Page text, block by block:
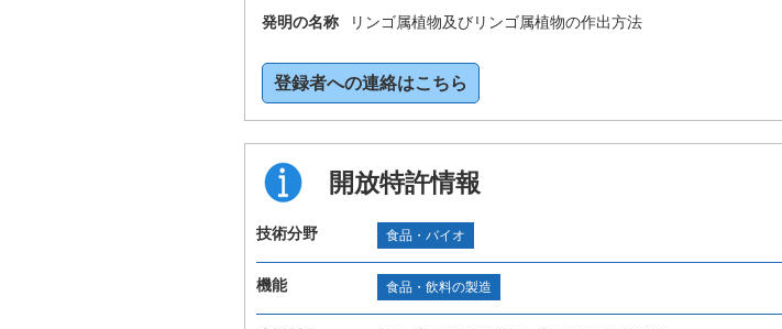
発明の名称 リンゴ属植物及びリンゴ属植物の作出方法
登録者への連絡はこちら
開放特許情報
技術分野 食品・バイオ
機能 食品・飲料の製造